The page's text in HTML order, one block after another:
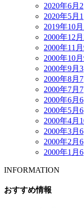
2020年6月 2
2020年5月 1
2019年10月
2000年12月
2000年11月
2000年10月
2000年9月 3
2000年8月 7
2000年7月 7
2000年6月 6
2000年5月 6
2000年4月
2000年3月 6
2000年2月 6
2000年1月 6
INFORMATION
おすすめ情報